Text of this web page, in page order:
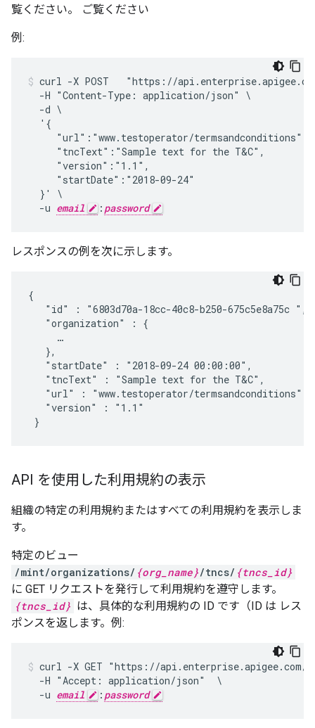
覧ください。 ご覧ください
例:
curl -X POST   "https://
  -H "Content-Type: application/json" \
  -d \
  '{
     "url":"www.testoperator/termsandconditions",
     "tncText":"Sample text for the T&C",
     "version":"1.1",
     "startDate":"2018-09-24"
  }' \
  -u
email : password
レスポンスの例を次に示します。
{
   "id" : "6803d70a-18cc-40c8-b250-675c5e8a75c ",
   "organization" : {
     …
   },
   "startDate" : "2018-09-24 00:00:00",
   "tncText" : "Sample text for the T&C",
   "url" : "www.testoperator/termsandconditions",
   "version" : "1.1"
}
API を使用した利用規約の表示
組織の特定の利用規約またはすべての利用規約を表示しま
す。
特定のビュー
/mint/organizations/ {org_name}/tncs/ {tncs_id}
に GET リクエストを発行して利用規約を遵守します。
{tncs_id} は、具体的な利用規約の ID です（ID は レス
ポンスを返します。例:
curl -X GET "https://api.enterprise.apigee.com/
  -H "Accept: application/json"  \
  -u
email : password